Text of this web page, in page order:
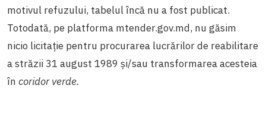
motivul refuzului, tabelul încă nu a fost publicat.
Totodată, pe platforma mtender.gov.md, nu găsim
nicio licitație pentru procurarea lucrărilor de reabilitare
a străzii 31 august 1989 și/sau transformarea acesteia
în coridor verde.